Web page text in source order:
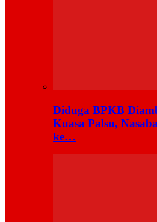
Diduga BPKB
Kuasa Palsu,
ke…